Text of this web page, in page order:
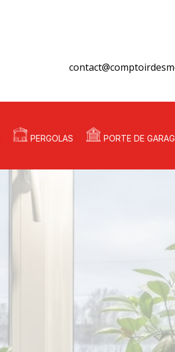
PERGOLAS PORTE DE